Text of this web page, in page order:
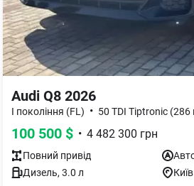
Audi Q8 2026
I покоління (FL) • 50 TDI Tiptronic
100 500 $ • 4 482 300 грн
Повний привід
Дизель, 3.0 л Київ